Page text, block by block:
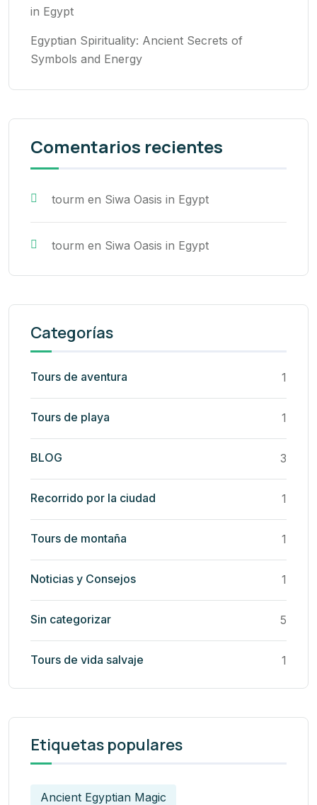
in Egypt
Egyptian Spirituality: Ancient Secrets of
Symbols and Energy
Comentarios recientes
tourm en Siwa Oasis in Egypt
tourm en Siwa Oasis in Egypt
Categorías
Tours de aventura 1
Tours de playa 1
BLOG 3
Recorrido por la ciudad 1
Tours de montaña 1
Noticias y Consejos 1
Sin categorizar 5
Tours de vida salvaje 1
Etiquetas populares
Ancient Egyptian Magic